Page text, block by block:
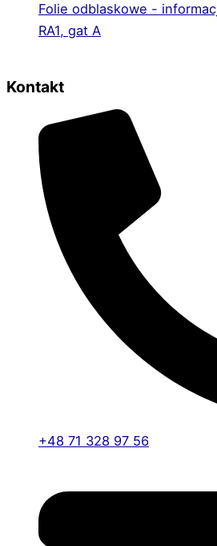
Folie odblaskowe -
RA1, gat A
Kontakt
+48 71 328 97 56